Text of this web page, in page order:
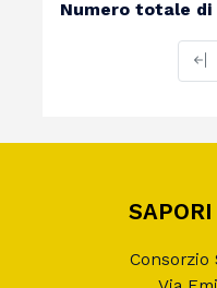
Numero totale
Consorzio